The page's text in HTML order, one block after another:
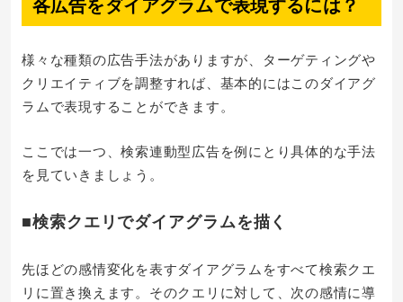
様々な種類の広告手法がありますが、ターゲティングや
クリエイティブを調整すれば、基本的にはこのダイアグ
ラムで表現することができます。
ここでは一つ、検索連動型広告を例にとり具体的な手法
を見ていきましょう。
■検索クエリでダイアグラムを描く
先ほどの感情変化を表すダイアグラムをすべて検索クエ
リに置き換えます。そのクエリに対して、次の感情に導